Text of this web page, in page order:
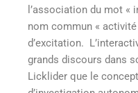
l’association du mot «
nom commun «
d’excitation.
grands discours dans
Licklider que le